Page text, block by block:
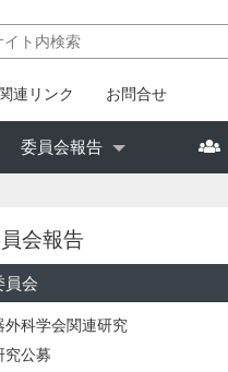
連リンク お問合せ
委員会報告
会報告
員会
外科学会関連研究
究公募